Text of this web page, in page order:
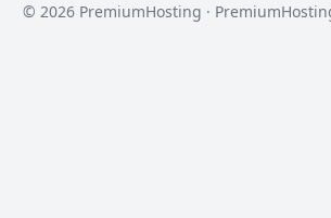
© 2026 PremiumHosting ·